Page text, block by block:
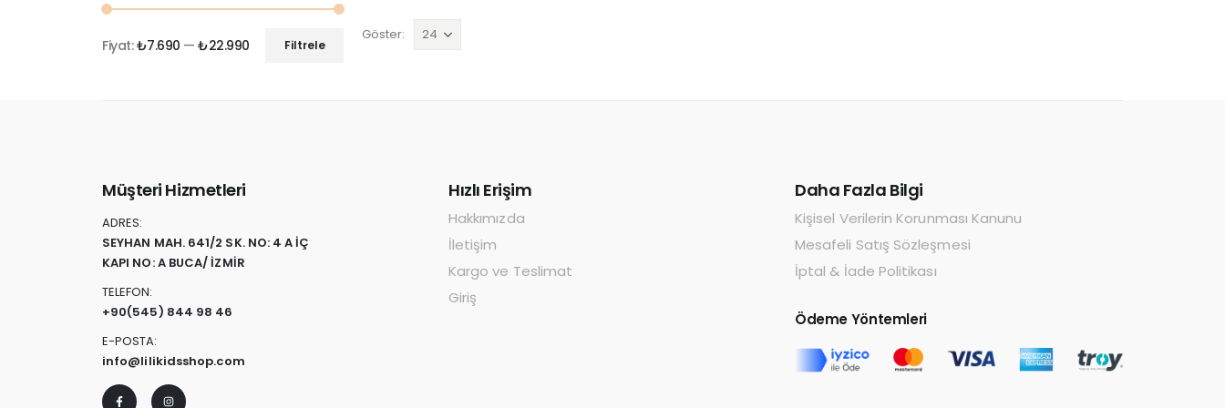
Göster:
Filtrele
Fiyat:₺7.690 —₺22.990
Müşteri Hizmetleri
ADRES:
SEYHAN MAH. 641/2 SK. NO: 4 A İÇ
KAPI NO: A BUCA/ İZMİR
TELEFON:
+90(545) 844 98 46
E-POSTA:
info@lilikidsshop.com
Hızlı Erişim
Hakkımızda
İletişim
Kargo ve Teslimat
Giriş
Daha Fazla Bilgi
Kişisel Verilerin Korunması Kanunu
Mesafeli Satış Sözleşmesi
İptal & İade Politikası
Ödeme Yöntemleri